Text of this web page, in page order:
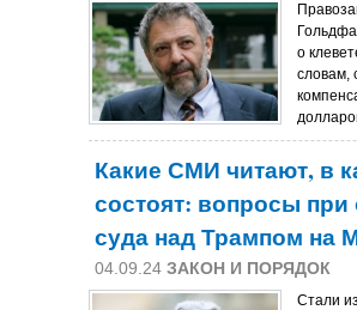
о
словам,
Какие СМИ читают, в
состоят: вопросы
суда над Трампом на
04.09.24 ЗАКОН И ПОРЯДОК
Стали